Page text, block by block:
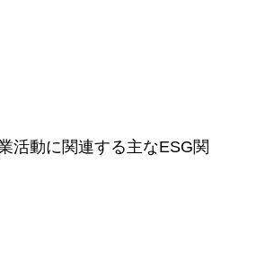
活動に関連する主なESG関